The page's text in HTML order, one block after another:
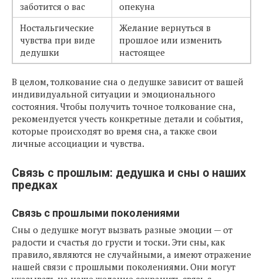
заботится о вас
опекуна
Ностальгические
чувства при виде
дедушки
Желание вернуться в
прошлое или изменить
настоящее
В целом, толкование сна о дедушке зависит от вашей
индивидуальной ситуации и эмоционального
состояния. Чтобы получить точное толкование сна,
рекомендуется учесть конкретные детали и события,
которые происходят во время сна, а также свои
личные ассоциации и чувства.
Связь с прошлым: дедушка и сны о наших
предках
Связь с прошлыми поколениями
Сны о дедушке могут вызвать разные эмоции — от
радости и счастья до грусти и тоски. Эти сны, как
правило, являются не случайными, а имеют отражение
нашей связи с прошлыми поколениями. Они могут